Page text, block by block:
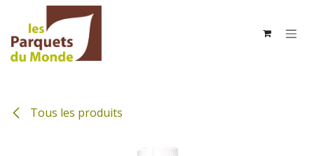
Se rendre au contenu
Tous les produits